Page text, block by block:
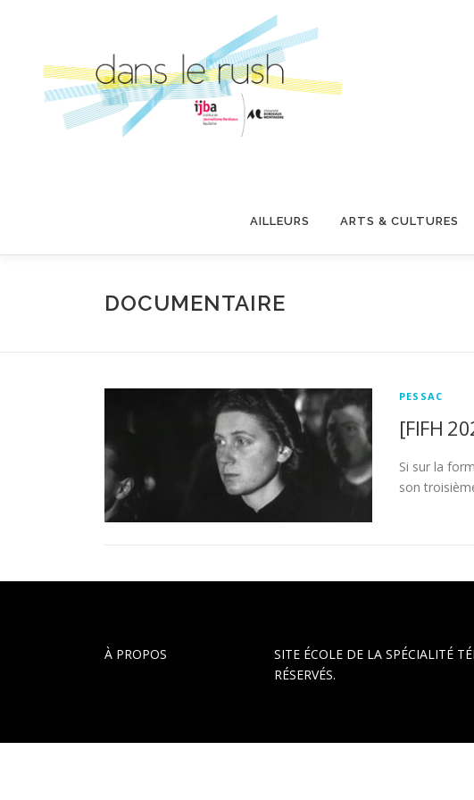
AILLEURS ARTS & CULTURES
DOCUMENTAIRE
PESSAC
[FIFH
Si sur la
son
À PROPOS SITE ÉCOLE DE LA SPÉCIALITÉ
RÉSERVÉS.